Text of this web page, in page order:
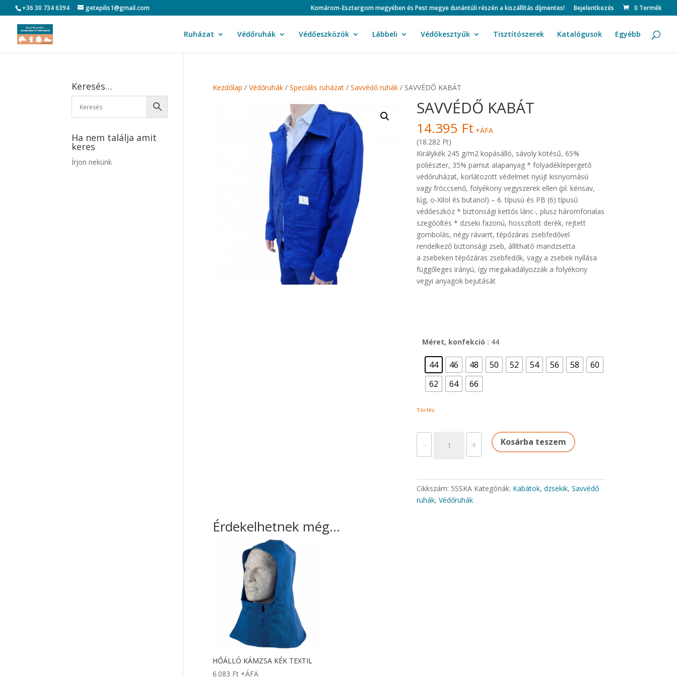
+36 30 734 6394 getepilis1@gmail.com Komárom-Esztergom megyében és Pest megye dunántúli részén a kiszállítás díjmentes! Bejelentkezés 0 Termék
Ruházat Védőruhák Védőeszközök Lábbeli Védőkesztyűk Tisztítószerek Katalógusok Egyébb
Kezdőlap / Védőruhák/ Speciális ruházat/ Savvédő ruhák/ SAVVÉDŐ KABÁT
SAVVÉDŐ KABÁT
14.395 Ft +ÁFA
(18.282 Ft)
Királykék 245 g/m2 kopásálló, sávoly kötésű, 65%
poliészter, 35% pamut alapanyag * folyadéklepergető
védőruházat, korlátozott védelmet nyújt kisnyomású
vagy fröccsenő, folyékony vegyszerek ellen (pl. kénsav,
lúg, o-Xilol és butanol) – 6. típusú és PB (6) típusú
védőeszköz * biztonsági kettős lánc-, plusz háromfonalas
szegőöltés * dzseki fazonú, hosszított derék, rejtett
gombolás, négy rávarrt, tépőzáras zsebfedővel
rendelkező biztonsági zseb, állítható mandzsetta
a zsebeken tépőzáras zsebfedők, vagy a zsebek nyílása
függőleges irányú, így megakadályozzák a folyékony
vegyi anyagok bejutását
Méret, konfekció : 44
44 46 48 50 52 54 56 58
60
62
64 66
Törlés
-
KABÁT
mennyiség
+ Kosárba teszem
Cikkszám: 5SSKA Kategóriák: Kabátok, dzsekik,Savvédő
ruhák,Védőruhák
Érdekelhetnek még…
HŐÁLLÓ KÁMZSA KÉK TEXTIL
6.083 Ft +ÁFA
Keresés…
Ha nem találja amit
keres
Írjon nekünk